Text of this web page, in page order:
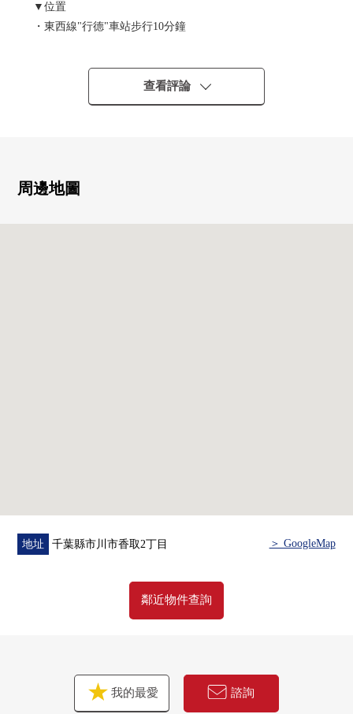
▼位置
・東西線"行德"車站步行10分鐘
▼Mansion的特徴
・2015年度良好設計獎獲獎
・24小時都可以外出丟垃圾
・陽光在西南採光房良好
・欠真間公園(約260m)
查看評論
周邊地圖
地址 千葉縣市川市香取2丁目 ＞ GoogleMap
鄰近物件查詢
我的最愛 諮詢